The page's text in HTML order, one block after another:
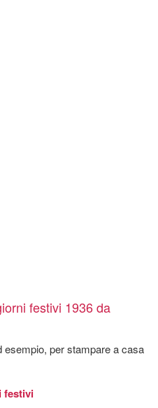
festivi 1936 da
per stampare a casa
festivi